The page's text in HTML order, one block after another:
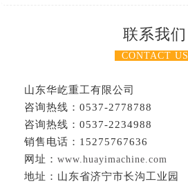
联系我们
CONTACT US
山东华屹重工有限公司
咨询热线：0537-2778788
咨询热线：0537-2234988
销售电话：15275767636
网址： www.huayimachine.com
地址：山东省济宁市长沟工业园